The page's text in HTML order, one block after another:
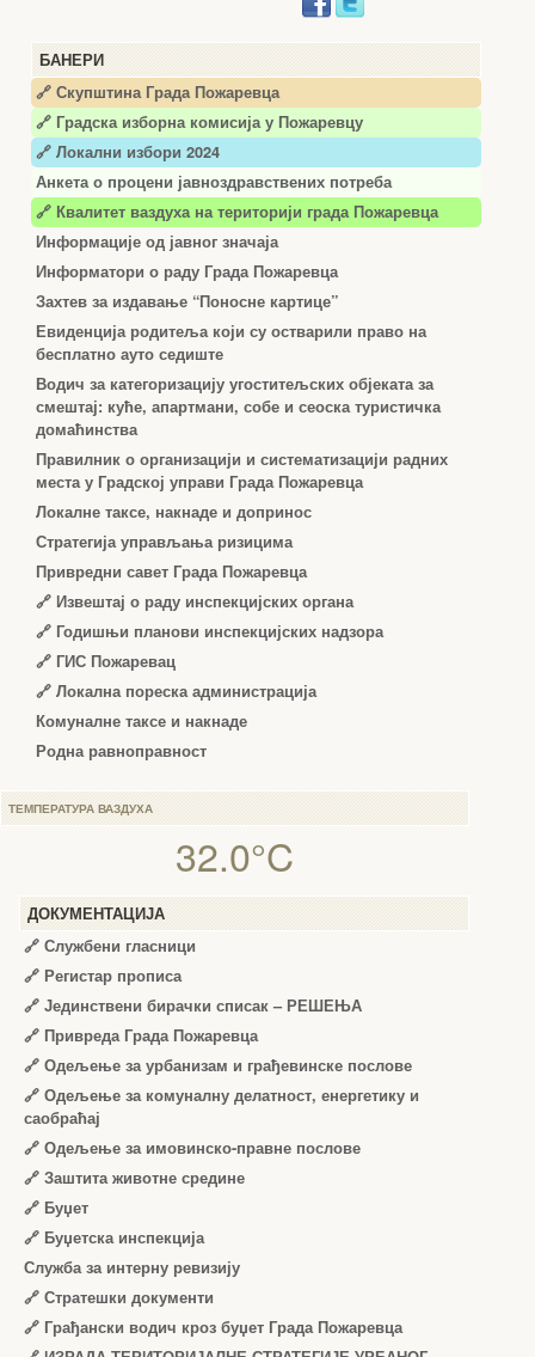
БАНЕРИ
🔗 Скупштина Града Пожаревца
🔗 Градска изборна комисија у Пожаревцу
🔗 Локални избори 2024
Анкета о процени јавноздравствених потреба
🔗 Квалитет ваздуха на територији града Пожаревца
Информације од јавног значаја
Информатори о раду Града Пожаревца
Захтев за издавање “Поносне картице”
Евиденција родитеља који су остварили право на
бесплатно ауто седиште
Водич за категоризацију угоститељских објеката за
смештај: куће, апартмани, собе и сеоска туристичка
домаћинства
Правилник о организацији и систематизацији радних
места у Градској управи Града Пожаревца
Локалне таксе, накнаде и допринос
Стратегија управљања ризицима
Привредни савет Града Пожаревца
🔗 Извештај о раду инспекцијских органа
🔗 Годишњи планови инспекцијских надзора
🔗 ГИС Пожаревац
🔗 Локална пореска администрација
Комуналне таксе и накнаде
Родна равноправност
ТЕМПЕРАТУРА ВАЗДУХА
32.0°C
ДОКУМЕНТАЦИЈА
🔗 Службени гласници
🔗 Регистар прописа
🔗 Јединствени бирачки списак – РЕШЕЊА
🔗 Привреда Града Пожаревца
🔗 Одељење за урбанизам и грађевинске послове
🔗 Одељење за комуналну делатност, енергетику и
саобраћај
🔗 Одељење за имовинско-правне послове
🔗 Заштита животне средине
🔗 Буџет
🔗 Буџетска инспекција
Служба за интерну ревизију
🔗 Стратешки документи
🔗 Грађански водич кроз буџет Града Пожаревца